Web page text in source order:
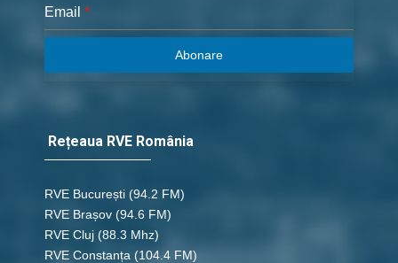
Email *
Abonare
Rețeaua RVE România
RVE București (94.2 FM)
RVE Brașov (94.6 FM)
RVE Cluj (88.3 Mhz)
RVE Constanța (104.4 FM)